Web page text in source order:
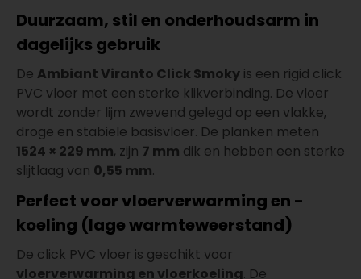
Duurzaam, stil en onderhoudsarm in
dagelijks gebruik
De Ambiant Viranto Click Smoky is een rigid click
PVC vloer met een sterke klikverbinding. De vloer
wordt zonder lijm zwevend gelegd op een vlakke,
droge en stabiele basisvloer. De planken meten
1524 × 229 mm, zijn 7 mm dik en hebben een sterke
slijtlaag van 0,55 mm.
Perfect voor vloerverwarming en -
koeling (lage warmteweerstand)
De click PVC vloer is geschikt voor
vloerverwarming en vloerkoeling. De